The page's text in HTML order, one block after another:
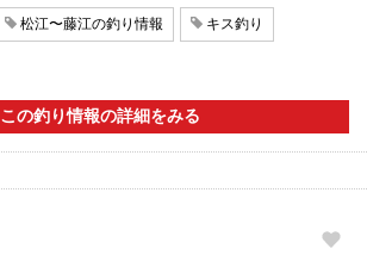
松江〜藤江の釣り情報 キス釣り
この釣り情報の詳細をみる